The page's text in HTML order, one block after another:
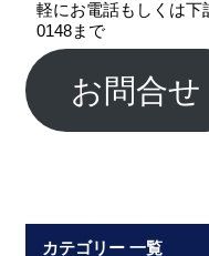
軽にお電話もしくは下
0148まで
お問合せ
カテゴリー 一覧